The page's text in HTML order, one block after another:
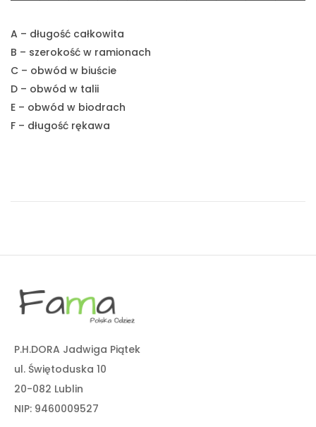
A – długość całkowita
B – szerokość w ramionach
C – obwód w biuście
D – obwód w talii
E – obwód w biodrach
F – długość rękawa
P.H.DORA Jadwiga Piątek
ul. Świętoduska 10
20-082 Lublin
NIP: 9460009527